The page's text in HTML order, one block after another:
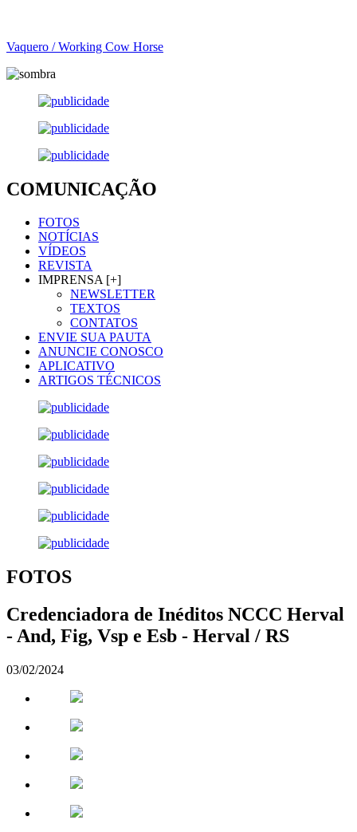
Vaquero / Working Cow Horse
COMUNICAÇÃO
FOTOS
NOTÍCIAS
VÍDEOS
REVISTA
IMPRENSA [+]
NEWSLETTER
TEXTOS
CONTATOS
ENVIE SUA PAUTA
ANUNCIE CONOSCO
APLICATIVO
ARTIGOS TÉCNICOS
FOTOS
Credenciadora de Inéditos NCCC Herval
- And, Fig, Vsp e Esb - Herval / RS
03/02/2024